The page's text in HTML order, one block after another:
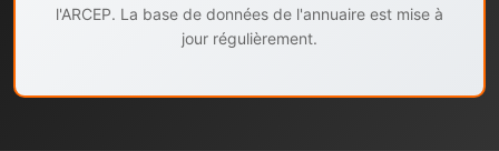
l'ARCEP. La base de données de l'annuaire est mise à
jour régulièrement.